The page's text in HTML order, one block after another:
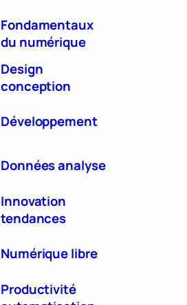
Fondamentaux
du numérique
Design
conception
Développement
Données analyse
Innovation
tendances
Numérique libre
Productivité